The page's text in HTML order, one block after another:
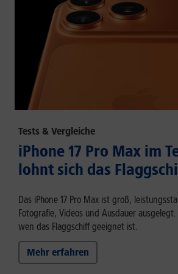
Tests & Vergleiche
iPhone 17 Pro Max im
lohnt sich das
Das iPhone 17 Pro Max ist groß,
Fotografie, Videos und Ausdauer
wen das Flaggschiff geeignet ist.
Mehr erfahren